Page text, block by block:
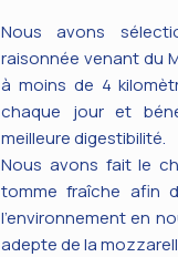
Nous avons
raisonnée venant du
à moins de 4
chaque jour et
meilleure digestibilité.
Nous avons fait le
tomme fraîche afin
l’environnement en
adepte de la